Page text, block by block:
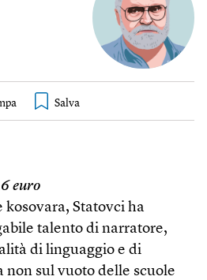
euro
Statovci ha
talento di narratore,
di linguaggio e di
non sul vuoto delle scuole